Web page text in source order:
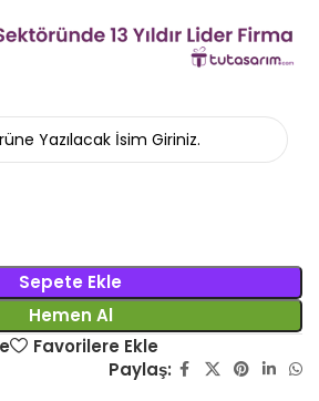
Sepete Ekle
Hemen Al
Favorilere Ekle
Paylaş: